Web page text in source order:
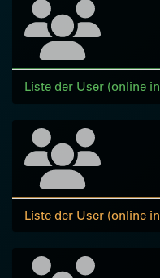
Liste der User (online
Liste der User (online